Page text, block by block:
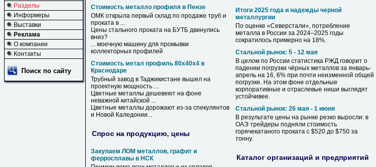
Разделы
Информеры
Выставки
Реклама
О компании
Контакты
Поиск по сайту
Стоимость металло профиля в Пензе
ОМК открыла первый склад по продаже труб и
проката в ...
Цены стального проката на БУТБ двинулись
вниз?
... моечную машину для промывки
коллекторных профилей
Стоимость метал профиль 80х40х4 в
Краснодаре
Трубный завод в Таджикистане вышел на
проектную мощность ...
Цветные металлы дешевеют на фоне
неважной китайской ...
Цветные металлы дорожают из-за спекулянтов
и Новой Каледонии...
Спрос на продукцию, цены
Закупаем ЛОМ металлов, графит и
ферросплавы в НСК
Итоги 2025 года и надежды черной
металлургии
По оценке «Северстали», потребление
металла в России за 2024–2025 годы
сократилось примерно на 18%.
Стальной рынок: 5 - 12 мая
В целом по России статистика РЖД говорит о
падении погрузки чёрных металлов за январь-
апрель на 16, 6% при почти неизменной общей
погрузке. На этом фоне отдельные
корпоративные и отраслевые ниши выглядят
устойчивее.
Стальной рынок: 26 мая - 1 июня
В результате цены на рынке резко выросли: в
ОАЭ трейдеры подняли стоимость
горячекатаного проката с $520 до $750 за
тонну.
Каталог организаций и предприятий